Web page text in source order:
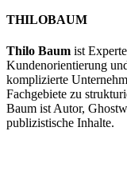
THILOBAUM
Thilo Baum ist
Kundenorientierung
komplizierte
Fachgebiete zu
Baum ist Autor,
publizistische Inhalte.